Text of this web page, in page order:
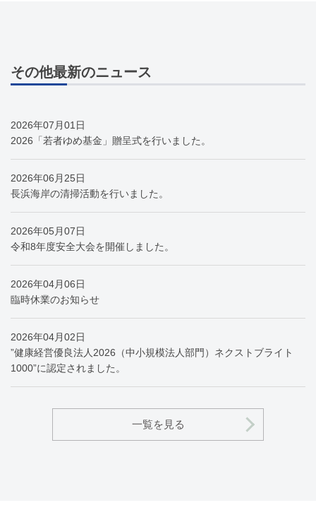
その他最新のニュース
2026年07月01日
2026「若者ゆめ基金」贈呈式を行いました。
2026年06月25日
長浜海岸の清掃活動を行いました。
2026年05月07日
令和8年度安全大会を開催しました。
2026年04月06日
臨時休業のお知らせ
2026年04月02日
”健康経営優良法人2026（中小規模法人部門）ネクストブライト
1000”に認定されました。
一覧を見る